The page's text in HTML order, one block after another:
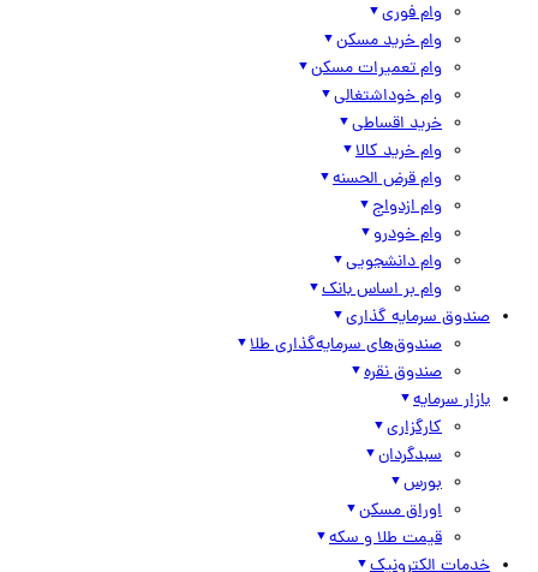
وام فوری
وام خرید مسکن
وام تعمیرات مسکن
وام خوداشتغالی
خرید اقساطی
وام خرید کالا
وام قرض الحسنه
وام ازدواج
وام خودرو
وام دانشجویی
وام بر اساس بانک
صندوق سرمایه گذاری
صندوق‌های سرمایه‌گذاری طلا
صندوق نقره
بازار سرمایه
کارگزاری
سبدگردان
بورس
اوراق مسکن
قیمت طلا و سکه
خدمات الکترونیک